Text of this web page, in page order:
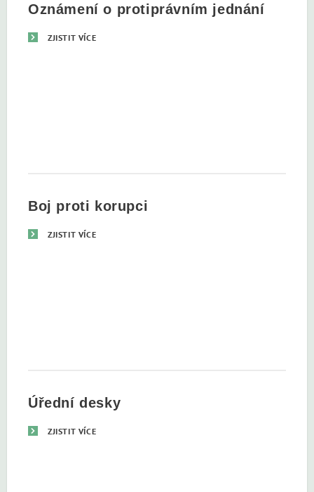
Oznámení o protiprávním jednání
ZJISTIT VÍCE
Boj proti korupci
ZJISTIT VÍCE
Úřední desky
ZJISTIT VÍCE